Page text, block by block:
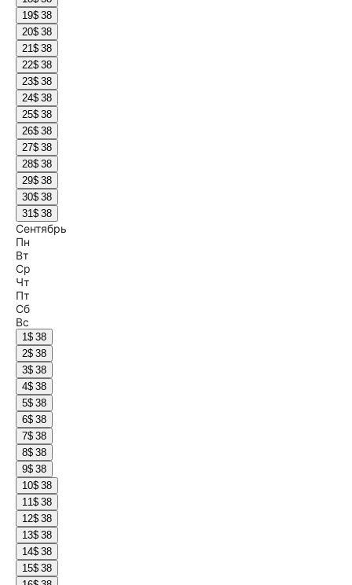
19$ 38
20$ 38
21$ 38
22$ 38
23$ 38
24$ 38
25$ 38
26$ 38
27$ 38
28$ 38
29$ 38
30$ 38
31$ 38
Сентябрь
Пн
Вт
Ср
Чт
Пт
Сб
Вс
1$ 38
2$ 38
3$ 38
4$ 38
5$ 38
6$ 38
7$ 38
8$ 38
9$ 38
10$ 38
11$ 38
12$ 38
13$ 38
14$ 38
15$ 38